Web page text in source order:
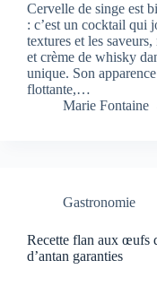
Cervelle de singe est
: c’est un cocktail qui
textures et les
et crème de whisky
unique. Son
flottante,…
Marie Fontaine
Gastronomie
Recette flan aux œufs
d’antan garanties